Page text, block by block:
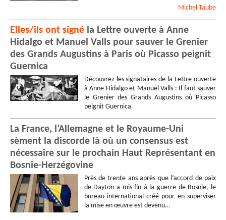
Michel Taube
Elles/ils ont signé la Lettre ouverte à Anne
Hidalgo et Manuel Valls pour sauver le Grenier
des Grands Augustins à Paris où Picasso peignit
Guernica
Découvrez les signataires de la Lettre ouverte
à Anne Hidalgo et Manuel Valls : Il faut sauver
le Grenier des Grands Augustins où Picasso
peignit Guernica
La France, l’Allemagne et le Royaume-Uni
sèment la discorde là où un consensus est
nécessaire sur le prochain Haut Représentant en
Bosnie-Herzégovine
Près de trente ans après que l’accord de paix
de Dayton a mis fin à la guerre de Bosnie, le
bureau international créé pour en superviser
la mise en œuvre est devenu…